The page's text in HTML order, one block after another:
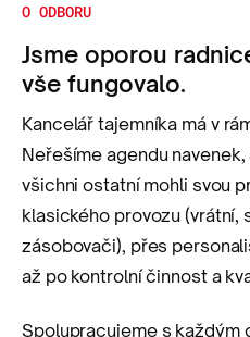
O ODBORU
Jsme oporou
vše fungovalo.
Kancelář tajemníka má v
Neřešíme agendu
všichni ostatní mohli svou
klasického provozu (vrátní,
zásobovači), přes
až po kontrolní činnost a
Spolupracujeme s každým